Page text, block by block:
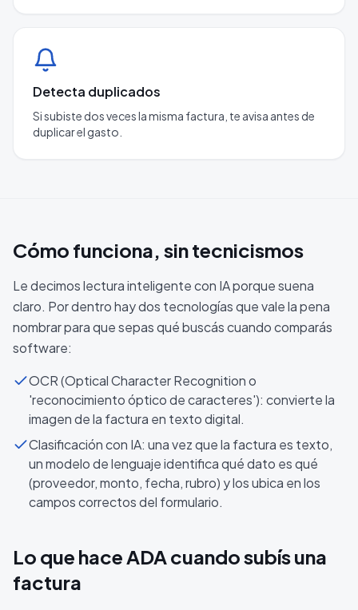
Detecta duplicados
Si subiste dos veces la misma factura, te avisa antes de
duplicar el gasto.
Cómo funciona, sin tecnicismos
Le decimos lectura inteligente con IA porque suena
claro. Por dentro hay dos tecnologías que vale la pena
nombrar para que sepas qué buscás cuando comparás
software:
OCR (Optical Character Recognition o
'reconocimiento óptico de caracteres'): convierte la
imagen de la factura en texto digital.
Clasificación con IA: una vez que la factura es texto,
un modelo de lenguaje identifica qué dato es qué
(proveedor, monto, fecha, rubro) y los ubica en los
campos correctos del formulario.
Lo que hace ADA cuando subís una
factura